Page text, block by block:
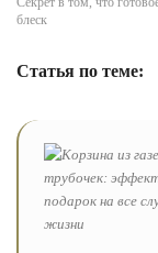
блеск
Статья по теме: